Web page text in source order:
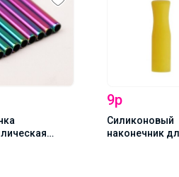
9р
Силиконовый
наконечник